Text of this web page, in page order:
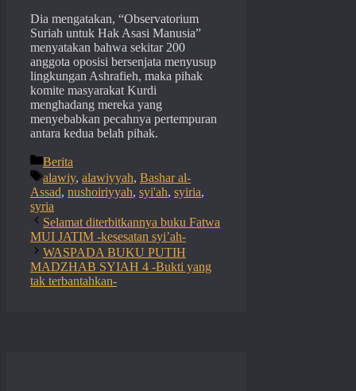
Dia mengatakan, “Observatorium
Suriah untuk Hak Asasi Manusia”
menyatakan bahwa sekitar 200
anggota oposisi bersenjata menyusup
lingkungan Ashrafieh, maka pihak
komite masyarakat Kurdi
menghadang mereka yang
menyebabkan pecahnya pertempuran
antara kedua belah pihak.
Categories
Berita
Tags
alawiy, alawiyyah, Bashar al-
Assad, nushoiriyyah, syi'ah, syiria,
syria
Selamat diterbitkannya buku Fatwa
MUI JATIM -kesesatan syi’ah-
WASPADA BUKU PUTIH
MADZHAB SYIAH 4 -Bukti yang
tak terbantahkan-